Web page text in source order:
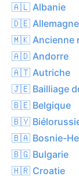
🇦🇱 Albanie
🇩🇪 Allemagne
🇲🇰 Ancienne
🇦🇩 Andorre
🇦🇹 Autriche
🇯🇪 Bailliage
🇧🇪 Belgique
🇧🇾
🇧🇦 Bosnie-
🇧🇬 Bulgarie
🇭🇷 Croatie